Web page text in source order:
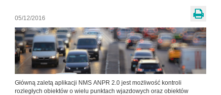
05/12/2016
Główną zaletą aplikacji NMS ANPR 2.0 jest możliwość kontroli
rozległych obiektów o wielu punktach wjazdowych oraz obiektów